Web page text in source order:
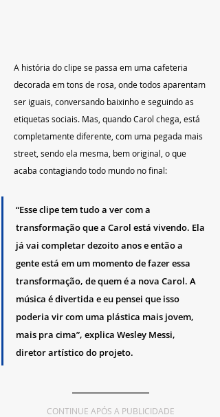
A história do clipe se passa em uma cafeteria
decorada em tons de rosa, onde todos aparentam
ser iguais, conversando baixinho e seguindo as
etiquetas sociais. Mas, quando Carol chega, está
completamente diferente, com uma pegada mais
street, sendo ela mesma, bem original, o que
acaba contagiando todo mundo no final:
“Esse clipe tem tudo a ver com a
transformação que a Carol está vivendo. Ela
já vai completar dezoito anos e então a
gente está em um momento de fazer essa
transformação, de quem é a nova Carol. A
música é divertida e eu pensei que isso
poderia vir com uma plástica mais jovem,
mais pra cima”, explica Wesley Messi,
diretor artístico do projeto.
CONTINUE APÓS A PUBLICIDADE